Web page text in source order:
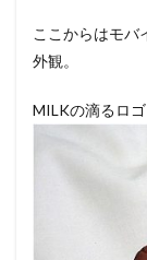
ここからはモバ
外観。
MILKの滴るロゴ